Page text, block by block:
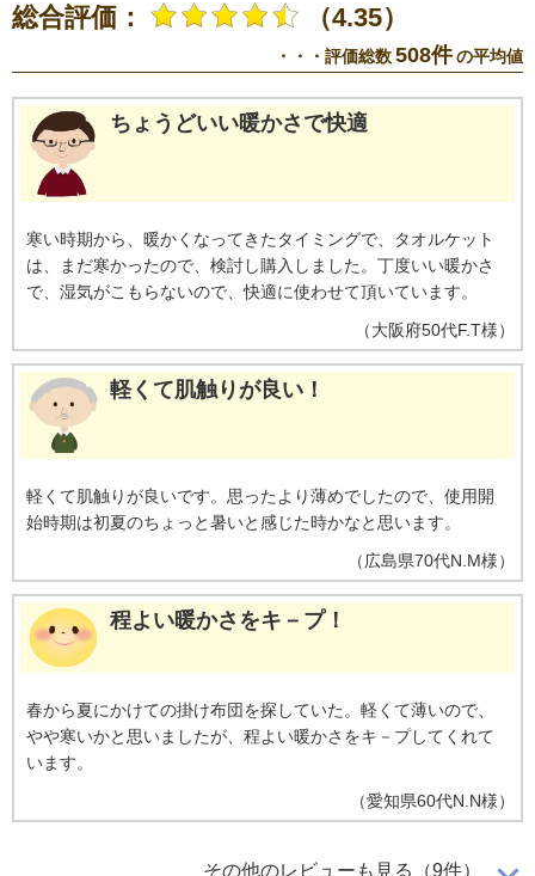
総合評価： （4.35）
・・・評価総数508件の平均値
ちょうどいい暖かさで快適
寒い時期から、暖かくなってきたタイミングで、タオルケット
は、まだ寒かったので、検討し購入しました。丁度いい暖かさ
で、湿気がこもらないので、快適に使わせて頂いています。
（大阪府50代F.T様）
軽くて肌触りが良い！
軽くて肌触りが良いです。思ったより薄めでしたので、使用開
始時期は初夏のちょっと暑いと感じた時かなと思います。
（広島県70代N.M様）
程よい暖かさをキ－プ！
春から夏にかけての掛け布団を探していた。軽くて薄いので、
やや寒いかと思いましたが、程よい暖かさをキ－プしてくれて
います。
（愛知県60代N.N様）
収納もコンパクトその他のレビューも見る（9件）